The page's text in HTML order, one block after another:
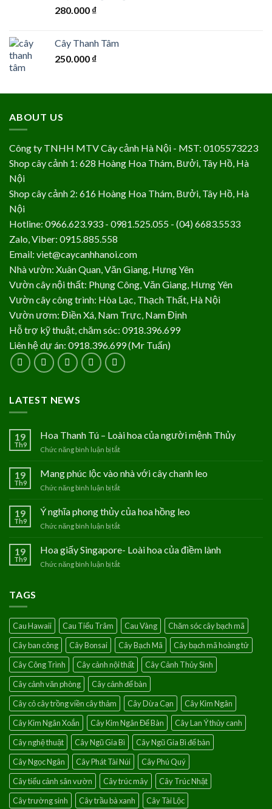
280.000 ₫
Cây Thanh Tâm
250.000 ₫
ABOUT US
Công ty TNHH MTV Cây cảnh Hà Nội - MST: 0105573223
Shop cây cảnh 1: 628 Hoàng Hoa Thám, Bưởi, Tây Hồ, Hà
Nội
Shop cây cảnh 2: 616 Hoàng Hoa Thám, Bưởi, Tây Hồ, Hà
Nội
Hotline: 0966.623.933 - 0981.525.055 - (04) 6683.5533
Zalo, Viber: 0915.885.558
Email: viet@caycanhhanoi.com
Nhà vườn: Xuân Quan, Văn Giang, Hưng Yên
Vườn cây nội thất: Phụng Công, Văn Giang, Hưng Yên
Vườn cây công trình: Hòa Lạc, Thạch Thất, Hà Nội
Vườn ươm: Điền Xá, Nam Trực, Nam Định
Hỗ trợ kỹ thuật, chăm sóc: 0918.396.699
Liên hệ dự án: 0918.396.699 (Mr Tuấn)
LATEST NEWS
19
Th9
Hoa Thanh Tú – Loài hoa của người mệnh Thủy
Chức năng bình luận bị tắt
Thanh
hoa
Thủy
19
Th9
Mang phúc lộc vào nhà với cây chanh leo
Chức năng bình luận bị tắt
phúc
với
19
Th9
Ý nghĩa phong thủy của hoa hồng leo
Chức năng bình luận bị tắt
nghĩa
19
Th9
Hoa giấy Singapore- Loài hoa của điềm lành
Chức năng bình luận bị tắt
của
điềm
lành
TAGS
Cau Hawaii Cau Tiểu Trâm Cau Vàng
Chăm sóc cây bạch mã
Cây ban công
Cây Bonsai Cây Bạch Mã
Cây bạch mã hoàng tử
Cây Công Trình
Cây cảnh nội thất
Cây Cảnh Thủy Sinh
Cây cảnh văn phòng
Cây cảnh để bàn
Cây cỏ cây trồng viền cây thảm
Cây Dừa Cạn
Cây Kim Ngân
Cây Kim Ngân Xoắn
Cây Kim Ngân Để Bàn
Cây Lan Ý thủy canh
Cây nghệ thuật
Cây Ngũ Gia Bì
Cây Ngũ Gia Bì để bàn
Cây Ngọc Ngân
Cây Phát Tài Núi
Cây Phú Quý
Cây tiểu cảnh sân vườn
Cây trúc mây
Cây Trúc Nhật
Cây trường sinh
Cây trầu bà xanh Cây Tài Lộc